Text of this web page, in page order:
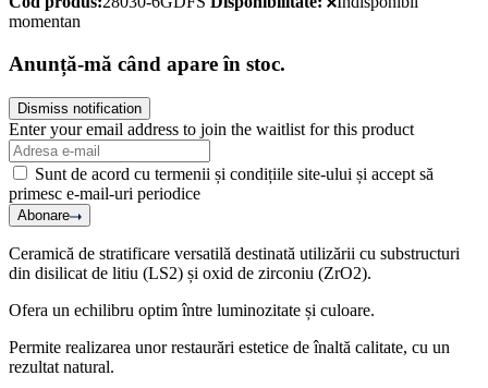
momentan
Anunță-mă când apare în stoc.
Dismiss notification
Enter your email address to join the waitlist for this product
Sunt de acord cu termenii și condițiile site-ului și accept să
primesc e-mail-uri periodice
Abonare
Ceramică de stratificare versatilă destinată utilizării cu substructuri
din disilicat de litiu (LS2) și oxid de zirconiu (ZrO2).
Ofera un echilibru optim între luminozitate și culoare.
Permite realizarea unor restaurări estetice de înaltă calitate, cu un
rezultat natural.